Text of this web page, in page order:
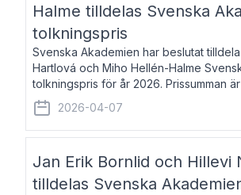
Halme tilldelas Svenska
tolkningspris
Svenska Akademien har beslutat
Hartlová och Miho Hellén-Halme
tolkningspris för år 2026. Prissumman
kronor var. Dagmar Hartlová, född 1951,
huvudsakligen från svenska till tjeckiska
2026-04-07
Jan Erik Bornlid och Hillevi
tilldelas Svenska